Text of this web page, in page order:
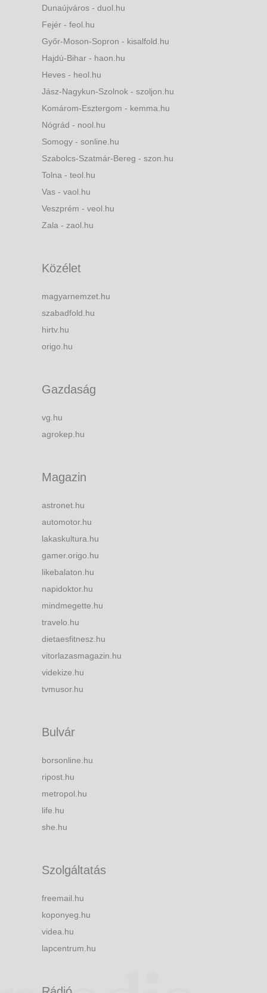
Dunaújváros - duol.hu
Fejér - feol.hu
Győr-Moson-Sopron - kisalfold.hu
Hajdú-Bihar - haon.hu
Heves - heol.hu
Jász-Nagykun-Szolnok - szoljon.hu
Komárom-Esztergom - kemma.hu
Nógrád - nool.hu
Somogy - sonline.hu
Szabolcs-Szatmár-Bereg - szon.hu
Tolna - teol.hu
Vas - vaol.hu
Veszprém - veol.hu
Zala - zaol.hu
Közélet
magyarnemzet.hu
szabadfold.hu
hirtv.hu
origo.hu
Gazdaság
vg.hu
agrokep.hu
Magazin
astronet.hu
automotor.hu
lakaskultura.hu
gamer.origo.hu
likebalaton.hu
napidoktor.hu
mindmegette.hu
travelo.hu
dietaesfitnesz.hu
vitorlazasmagazin.hu
videkize.hu
tvmusor.hu
Bulvár
borsonline.hu
ripost.hu
metropol.hu
life.hu
she.hu
Szolgáltatás
freemail.hu
koponyeg.hu
videa.hu
lapcentrum.hu